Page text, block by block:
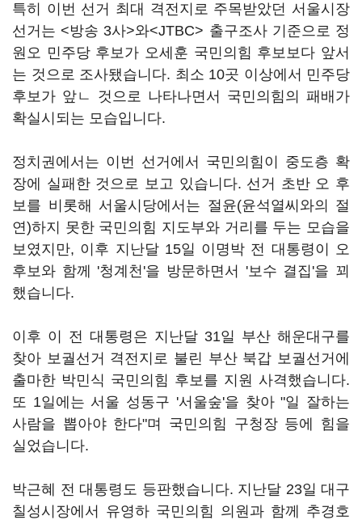
특히 이번 선거 최대 격전지로 주목받았던 서울시장
선거는 <방송 3사>와<JTBC> 출구조사 기준으로 정
원오 민주당 후보가 오세훈 국민의힘 후보보다 앞서
는 것으로 조사됐습니다. 최소 10곳 이상에서 민주당
후보가 앞ㄴ 것으로 나타나면서 국민의힘의 패배가
확실시되는 모습입니다.
정치권에서는 이번 선거에서 국민의힘이 중도층 확
장에 실패한 것으로 보고 있습니다. 선거 초반 오 후
보를 비롯해 서울시당에서는 절윤(윤석열씨와의 절
연)하지 못한 국민의힘 지도부와 거리를 두는 모습을
보였지만, 이후 지난달 15일 이명박 전 대통령이 오
후보와 함께 '청계천'을 방문하면서 '보수 결집'을 꾀
했습니다.
이후 이 전 대통령은 지난달 31일 부산 해운대구를
찾아 보궐선거 격전지로 불린 부산 북갑 보궐선거에
출마한 박민식 국민의힘 후보를 지원 사격했습니다.
또 1일에는 서울 성동구 '서울숲'을 찾아 "일 잘하는
사람을 뽑아야 한다"며 국민의힘 구청장 등에 힘을
실었습니다.
박근혜 전 대통령도 등판했습니다. 지난달 23일 대구
칠성시장에서 유영하 국민의힘 의원과 함께 추경호